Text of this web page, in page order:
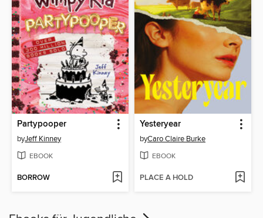
Partypooper
byJeff Kinney
EBOOK
BORROW
Yesteryear
byCaro Claire Burke
EBOOK
PLACE A HOLD